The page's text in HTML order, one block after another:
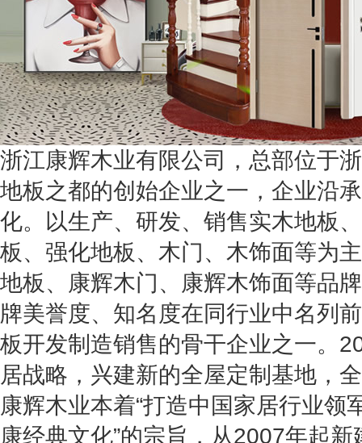
浙江康辉木业有限公司，总部位于
地板之都的创始企业之一，企业沿
化。以生产、研发、销售实木地板
板、强化地板、木门、木饰面等为
地板、康辉木门、康辉木饰面等品
牌美誉度、知名度在同行业中名列
板开发制造销售的骨干企业之一。
居战略，兴建新的全屋定制基地，
康辉木业本着“打造中国家居行业领
康经典文化”的宗旨，从2007年起